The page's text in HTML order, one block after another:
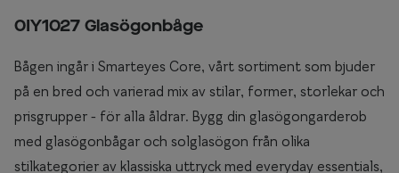
0IY1027 Glasögonbåge
Bågen ingår i Smarteyes Core, vårt sortiment som bjuder
på en bred och varierad mix av stilar, former, storlekar och
prisgrupper - för alla åldrar. Bygg din glasögongarderob
med glasögonbågar och solglasögon från olika
stilkategorier av klassiska uttryck med everyday essentials,